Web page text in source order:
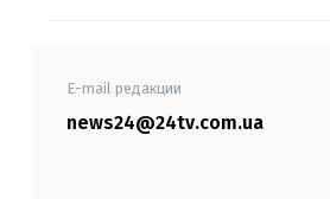
E-mail редакции
news24@24tv.com.ua